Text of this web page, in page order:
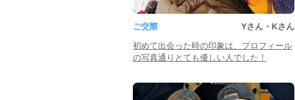
ご交際
Yさん・Kさん
初めて出会った時の印象は、プロフィール
の写真通りとても優しい人でした！